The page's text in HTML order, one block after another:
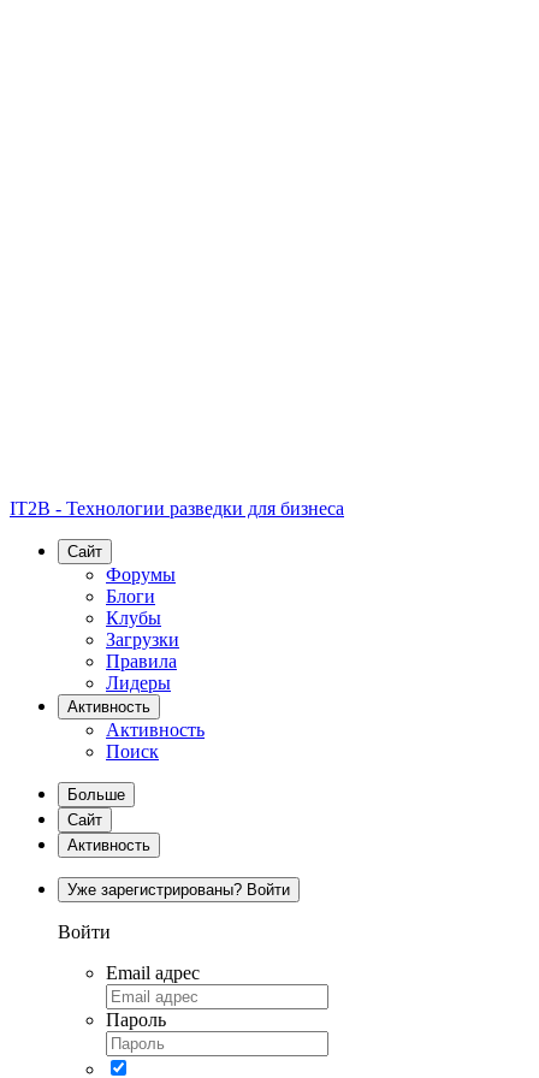
IT2B - Технологии разведки для бизнеса
Сайт
Форумы
Блоги
Клубы
Загрузки
Правила
Лидеры
Активность
Активность
Поиск
Больше
Сайт
Активность
Уже зарегистрированы? Войти
Войти
Email адрес
Пароль